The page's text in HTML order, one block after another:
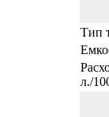
Тип
л./